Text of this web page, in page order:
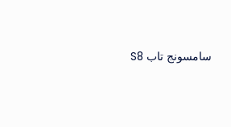
سامسونج تاب S8